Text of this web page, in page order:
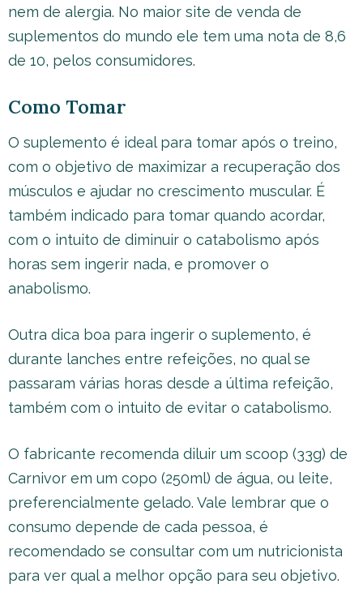
nem de alergia. No maior site de venda de
suplementos do mundo ele tem uma nota de 8,6
de 10, pelos consumidores.
Como Tomar
O suplemento é ideal para tomar após o treino,
com o objetivo de maximizar a recuperação dos
músculos e ajudar no crescimento muscular. É
também indicado para tomar quando acordar,
com o intuito de diminuir o catabolismo após
horas sem ingerir nada, e promover o
anabolismo.
Outra dica boa para ingerir o suplemento, é
durante lanches entre refeições, no qual se
passaram várias horas desde a última refeição,
também com o intuito de evitar o catabolismo.
O fabricante recomenda diluir um scoop (33g) de
Carnivor em um copo (250ml) de água, ou leite,
preferencialmente gelado. Vale lembrar que o
consumo depende de cada pessoa, é
recomendado se consultar com um nutricionista
para ver qual a melhor opção para seu objetivo.